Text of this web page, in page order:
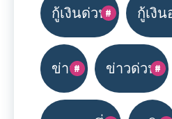
กู้เงินด่วน กู้เงิ
ข่าว ข่าวด่วน